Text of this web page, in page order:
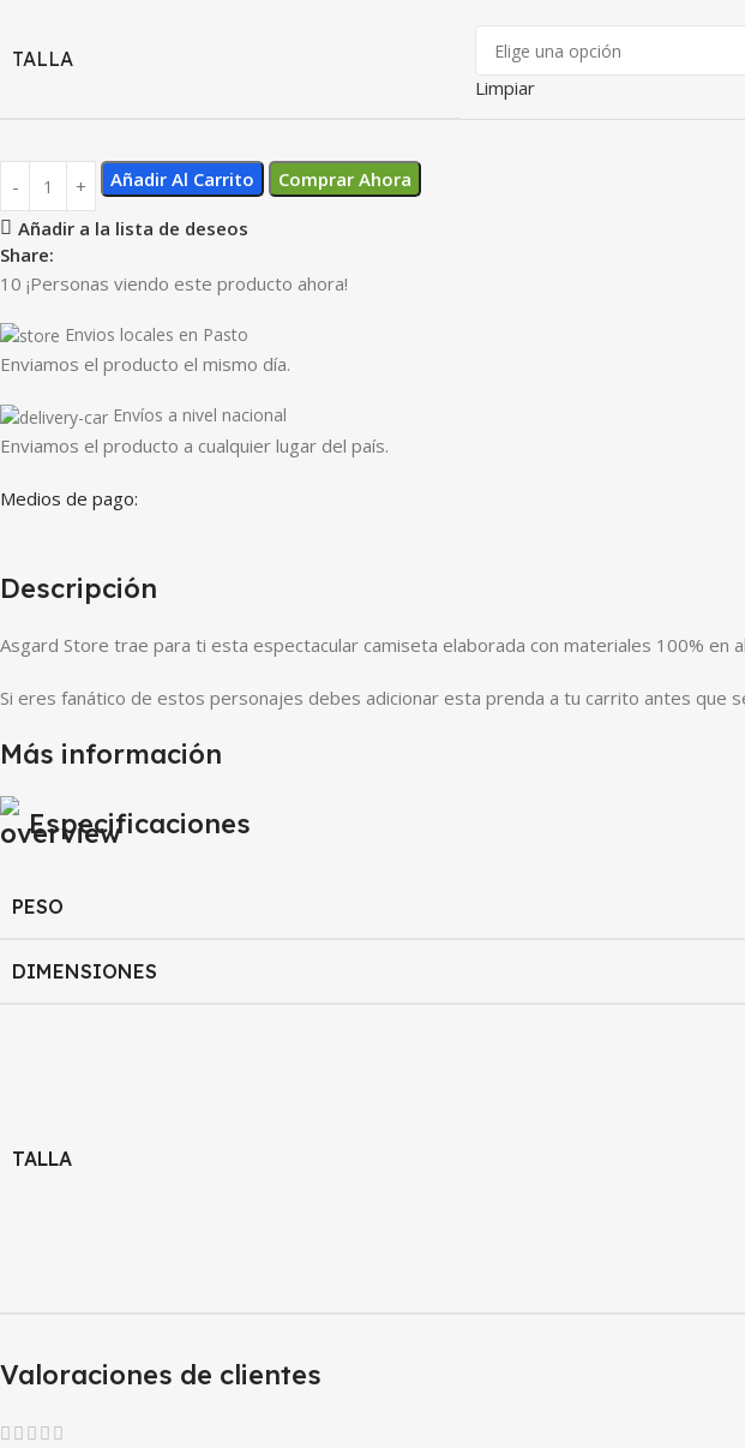
TALLA
Limpiar
Añadir Al Carrito Comprar Ahora
Añadir a la lista de deseos
Share:
10 ¡Personas viendo este producto ahora!
Envios locales en Pasto
Enviamos el producto el mismo día.
Envíos a nivel nacional
Enviamos el producto a cualquier lugar del país.
Medios de pago:
Descripción
Asgard Store trae para ti esta espectacular camiseta elaborada con materiales 100% en
Si eres fanático de estos personajes debes adicionar esta prenda a tu carrito antes que
Más información
Especificaciones
PESO
DIMENSIONES
TALLA
Valoraciones de clientes